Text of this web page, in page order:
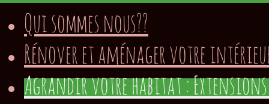
Qui sommes nous??
Rénover et aménager votre
Agrandir votre habitat : Extensions